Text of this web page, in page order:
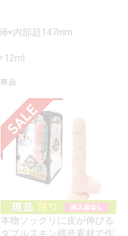
内部超147mm
品
本物ソックリに皮が伸びる
ダブルスキン構造素材で作